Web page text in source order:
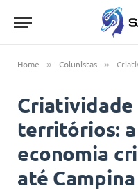
Home » Colunistas »
Criatividade
territórios:
economia
até